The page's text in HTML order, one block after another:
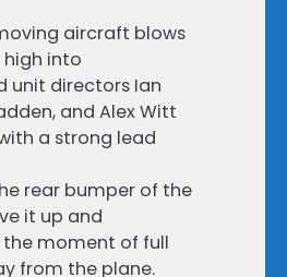
aircraft blows
into
unit directors Ian
and Alex Witt
a strong lead
rear bumper of the
it up and
moment of full
from the plane.